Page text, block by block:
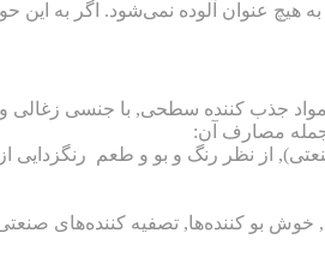
هیچ عنوان آلوده نمی‌شود. اگر به این
جذب کننده سطحی, با جنسی زغالی
جمله مصارف آن:
از نظر رنگ و بو و طعم رنگزدایی
خوش بو کننده‌ها, تصفیه کننده‌های